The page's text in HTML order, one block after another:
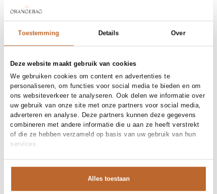
Toestemming Details Over
Deze website maakt gebruik van cookies
We gebruiken cookies om content en advertenties te
personaliseren, om functies voor social media te bieden en om
ons websiteverkeer te analyseren. Ook delen we informatie over
uw gebruik van onze site met onze partners voor social media,
adverteren en analyse. Deze partners kunnen deze gegevens
combineren met andere informatie die u aan ze heeft verstrekt
of die ze hebben verzameld op basis van uw gebruik van hun
services.
Alles toestaan